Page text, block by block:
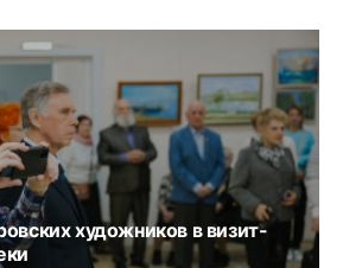
художников в визит-